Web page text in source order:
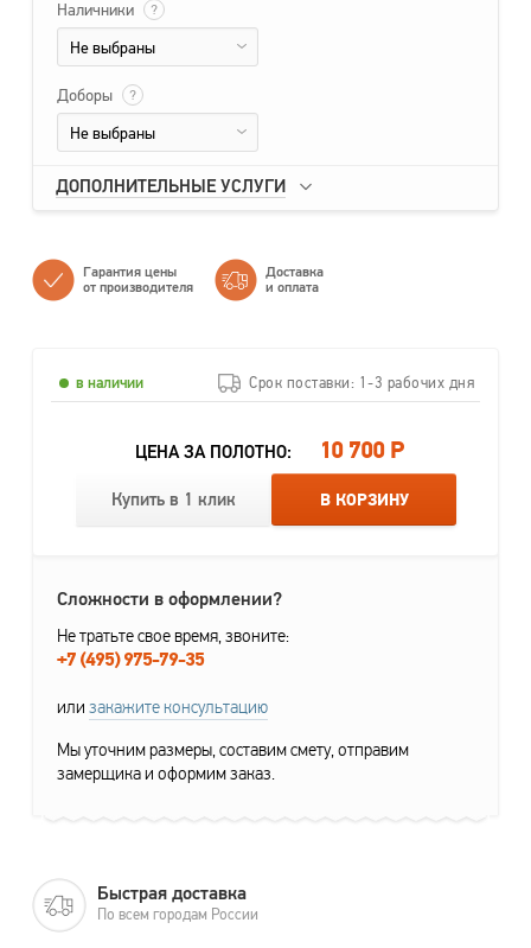
Наличники ?
Не выбраны
Доборы ?
Не выбраны
ДОПОЛНИТЕЛЬНЫЕ УСЛУГИ
Гарантия цены
от производителя
Доставка
и оплата
в наличии Срок поставки: 1-3 рабочих дня
ЦЕНА ЗА ПОЛОТНО: 10 700 Р
Купить в 1 клик В КОРЗИНУ
Сложности в оформлении?
Не тратьте свое время, звоните:
+7 (495) 975-79-35
или закажите консультацию
Мы уточним размеры, составим смету, отправим
замерщика и оформим заказ.
Быстрая доставка
По всем городам России